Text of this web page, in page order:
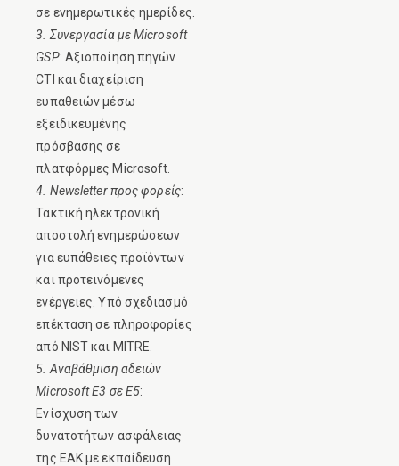
σε ενημερωτικές ημερίδες.
3. Συνεργασία με Microsoft
GSP: Αξιοποίηση πηγών
CTI και διαχείριση
ευπαθειών μέσω
εξειδικευμένης
πρόσβασης σε
πλατφόρμες Microsoft.
4. Newsletter προς φορείς:
Τακτική ηλεκτρονική
αποστολή ενημερώσεων
για ευπάθειες προϊόντων
και προτεινόμενες
ενέργειες. Υπό σχεδιασμό
επέκταση σε πληροφορίες
από NIST και MITRE.
5. Αναβάθμιση αδειών
Microsoft E3 σε E5:
Ενίσχυση των
δυνατοτήτων ασφάλειας
της ΕΑΚ με εκπαίδευση